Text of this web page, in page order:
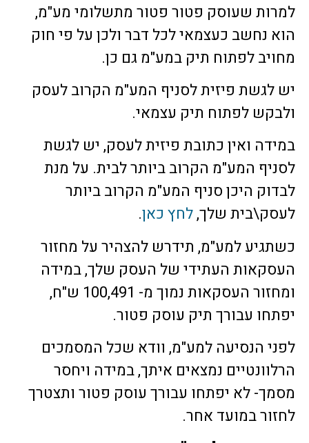
למרות שעוסק פטור פטור מתשלומי מע"מ,
הוא נחשב כעצמאי לכל דבר ולכן על פי חוק
מחויב לפתוח תיק במע"מ גם כן.
יש לגשת פיזית לסניף המע"מ הקרוב לעסק
ולבקש לפתוח תיק עצמאי.
במידה ואין כתובת פיזית לעסק, יש לגשת
לסניף המע"מ הקרוב ביותר לבית. על מנת
לבדוק היכן סניף המע"מ הקרוב ביותר
לעסק\בית שלך,לחץ כאן.
כשתגיע למע"מ, תידרש להצהיר על מחזור
העסקאות העתידי של העסק שלך, במידה
ומחזור העסקאות נמוך מ- 100,491 ש"ח,
יפתחו עבורך תיק עוסק פטור.
לפני הנסיעה למע"מ, וודא שכל המסמכים
הרלוונטיים נמצאים איתך, במידה ויחסר
מסמך- לא יפתחו עבורך עוסק פטור ותצטרך
לחזור במועד אחר.